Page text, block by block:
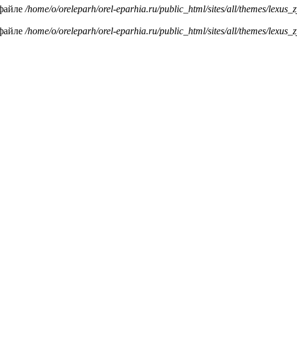
/home/o/oreleparh/orel-eparhia.ru/public_html/sites/all/themes/
/home/o/oreleparh/orel-eparhia.ru/public_html/sites/all/themes/